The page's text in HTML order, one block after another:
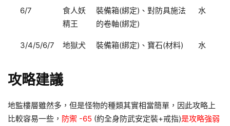
6/7
食人妖
精王
裝備箱(綁定)、對防具施法
的卷軸(綁定)
水
3/4/5/6/7 地獄犬 裝備箱(綁定)、寶石(材料) 水
攻略建議
地監樓層雖然多，但是怪物的種類其實相當簡單，因此攻略上
比較容易一些， 防禦 -65 (約全身防武安定裝+戒指)是攻略強弱